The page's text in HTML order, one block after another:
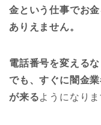
金という仕事でお
ありえません。
電話番号を変える
でも、すぐに闇金
が来るようになりま